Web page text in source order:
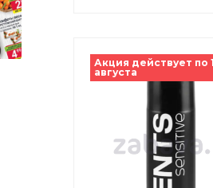
Акция действует по
августа